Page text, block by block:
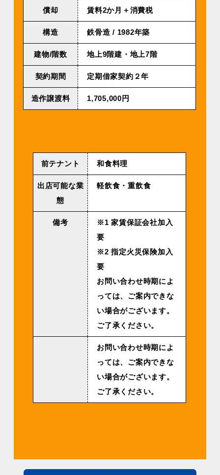
償却 賃料2か月＋消費税
構造 鉄骨造 / 1982年築
建物/階数 地上9階建・地上7階
契約期間 定期借家契約２年
造作譲渡料 1,705,000円
前テナント 和食料理
出店可能な業
態
軽飲食・重飲食
備考
※1 家賃保証会社加入
要
※2 指定火災保険加入
要
お問い合わせ時期によ
っては、ご案内できな
い場合がございます。
ご了承ください。
お問い合わせ時期によ
っては、ご案内できな
い場合がございます。
ご了承ください。